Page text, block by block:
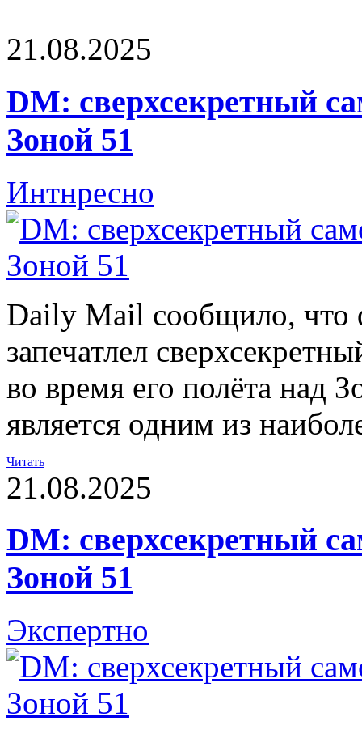
21.08.2025
DM: сверхсекретный
Зоной 51
Интнресно
Daily Mail сообщило, что
запечатлел
во время его полёта над
является одним из
Читать
21.08.2025
DM: сверхсекретный
Зоной 51
Экспертно